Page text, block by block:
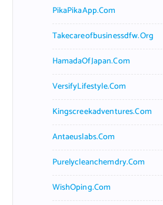
PikaPikaApp.com
Takecareofbusinessdfw.org
HamadaOfJapan.com
VersifyLifestyle.com
Kingscreekadventures.com
Antaeuslabs.com
Purelycleanchemdry.com
WishOping.com